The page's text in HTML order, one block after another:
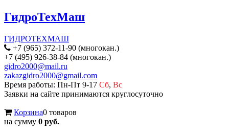
ГидроТехМаш
ГИДРОТЕХМАШ
+7 (965) 372-11-90 (многокан.)
+7 (495) 926-38-84 (многокан.)
gidro2000@mail.ru
zakazgidro2000@gmail.com
Время работы: Пн-Пт 9-17 Сб, Вс
Заявки на сайте принимаются круглосуточно
Корзина0 товаров
на сумму 0 руб.